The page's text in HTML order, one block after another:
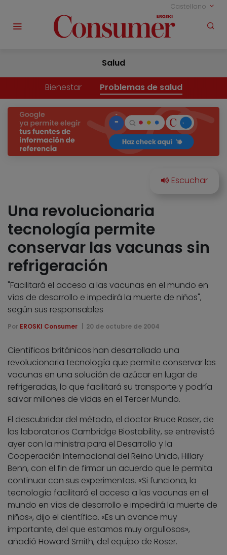
Castellano
Salud
Bienestar Problemas de salud
Una revolucionaria
tecnología permite
conservar las vacunas sin
refrigeración
"Facilitará el acceso a las vacunas en el mundo en
vías de desarrollo e impedirá la muerte de niños",
según sus responsables
Por EROSKI Consumer 20 de octubre de 2004
Científicos británicos han desarrollado una
revolucionaria tecnología que permite conservar las
vacunas en una solución de azúcar en lugar de
refrigeradas, lo que facilitará su transporte y podría
salvar millones de vidas en el Tercer Mundo.
El descubridor del método, el doctor Bruce Roser, de
los laboratorios Cambridge Biostability, se entrevistó
ayer con la ministra para el Desarrollo y la
Cooperación Internacional del Reino Unido, Hillary
Benn, con el fin de firmar un acuerdo que le permita
continuar con sus experimentos. «Si funciona, la
tecnología facilitará el acceso a las vacunas en el
mundo en vías de desarrollo e impedirá la muerte de
niños», dijo el científico. «Es un avance muy
importante, del que estamos muy orgullosos»,
añadió Howard Smith, del equipo de Roser.